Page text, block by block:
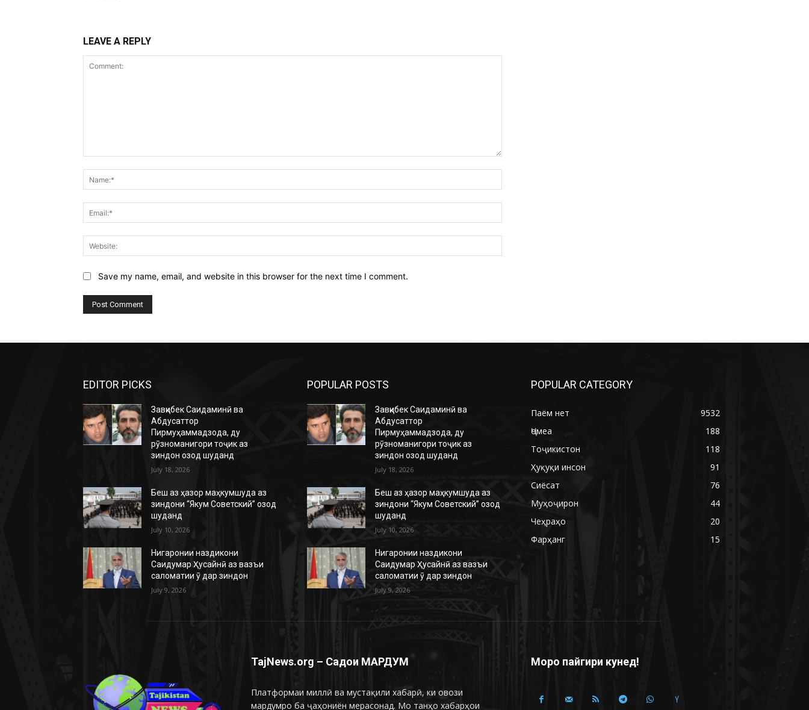
LEAVE A REPLY
Save my name, email, and website in this browser for the next time I comment.
EDITOR PICKS
Завқибек Саидаминӣ ва
Абдусаттор
Пирмуҳаммадзода, ду
рӯзноманигори тоҷик аз
зиндон озод шуданд
July 18, 2026
Беш аз ҳазор маҳкумшуда аз
зиндони “Якум Советский” озод
шуданд
July 10, 2026
Нигаронии наздикони
Саидумар Ҳусайнӣ аз вазъи
саломатии ӯ дар зиндон
July 9, 2026
POPULAR POSTS
Завқибек Саидаминӣ ва
Абдусаттор
Пирмуҳаммадзода, ду
рӯзноманигори тоҷик аз
зиндон озод шуданд
July 18, 2026
Беш аз ҳазор маҳкумшуда аз
зиндони “Якум Советский” озод
шуданд
July 10, 2026
Нигаронии наздикони
Саидумар Ҳусайнӣ аз вазъи
саломатии ӯ дар зиндон
July 9, 2026
POPULAR CATEGORY
Паём нет
9532
Ҷомеа
188
Тоҷикистон
118
Ҳуқуқи инсон
91
Сиёсат
76
Муҳоҷирон
44
Чеҳраҳо
20
Фарҳанг
15
TajNews.org – Садои МАРДУМ
Платформаи миллӣ ва мустақили хабарӣ, ки овози
мардумро ба ҷаҳониён мерасонад. Мо танҳо хабарҳои
Моро пайгири кунед!